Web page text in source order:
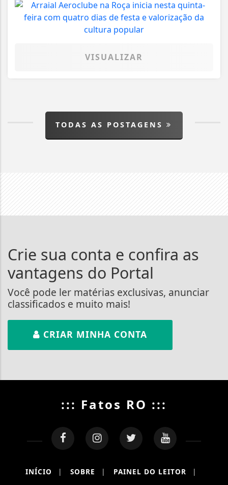
VISUALIZAR
TODAS AS POSTAGENS
Crie sua conta e confira as
vantagens do Portal
Você pode ler matérias exclusivas, anunciar
classificados e muito mais!
CRIAR MINHA CONTA
::: Fatos RO :::
INÍCIO | SOBRE | PAINEL DO LEITOR |